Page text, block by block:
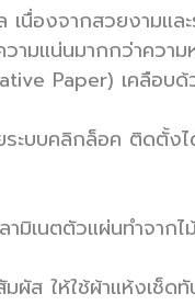
นื่องจากสวยงามแล
ามแน่นมากกว่าควา
Paper) เคลือบ
ะบบคลิกล็อค ติดตั้ง
เนตตัวแผ่นทำจากไ
ผัส ให้ใช้ผ้าแห้งเช็ด